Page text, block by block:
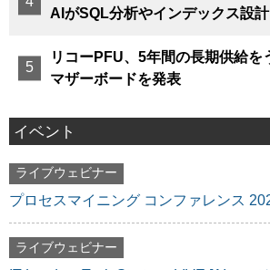
AIがSQL分析やインデックス設
リコーPFU、5年間の長期供給を
マザーボードを発表
イベント
ライブウェビナー
プロセスマイニング コンファレンス
ライブウェビナー